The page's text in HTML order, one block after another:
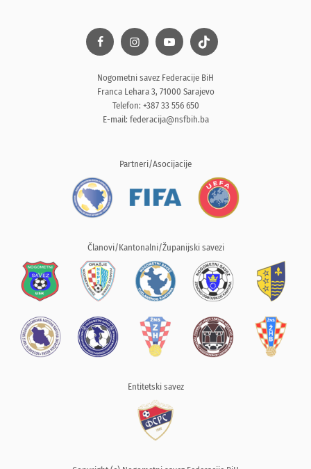
Nogometni savez Federacije BiH
Franca Lehara 3, 71000 Sarajevo
Telefon: +387 33 556 650
E-mail: federacija@nsfbih.ba
Partneri/Asocijacije
Članovi/Kantonalni/Županijski savezi
Entitetski savez